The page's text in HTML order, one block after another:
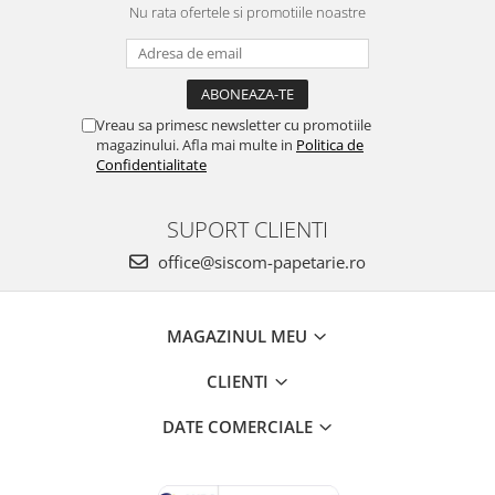
Nu rata ofertele si promotiile noastre
Vreau sa primesc newsletter cu promotiile
magazinului. Afla mai multe in Politica de
Confidentialitate
SUPORT CLIENTI
office@siscom-papetarie.ro
MAGAZINUL MEU
CLIENTI
DATE COMERCIALE